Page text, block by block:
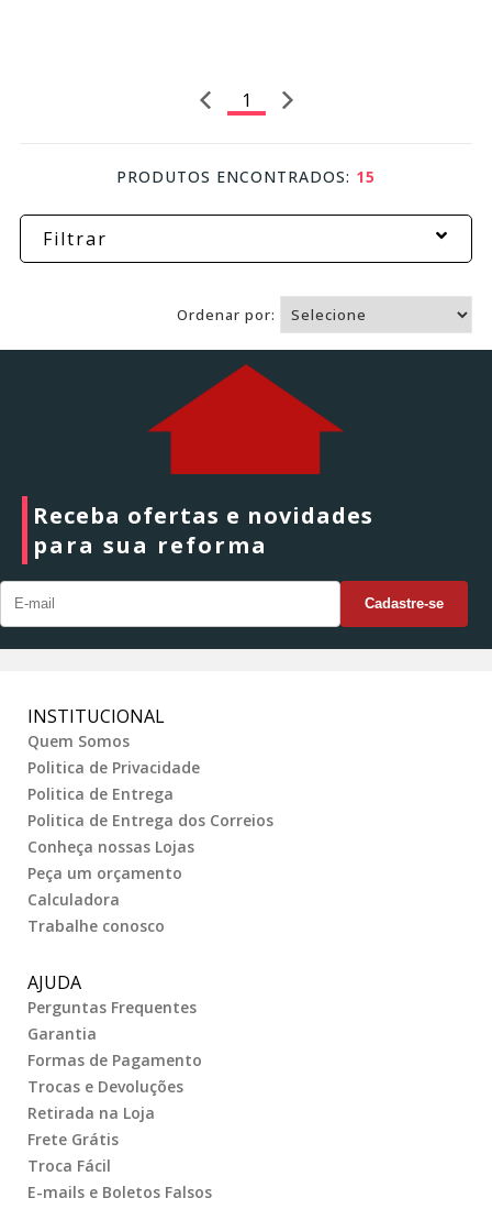
1
PRODUTOS ENCONTRADOS: 15
Filtrar
Ordenar por:
Receba ofertas e novidades
para sua reforma
INSTITUCIONAL
Quem Somos
Politica de Privacidade
Politica de Entrega
Politica de Entrega dos Correios
Conheça nossas Lojas
Peça um orçamento
Calculadora
Trabalhe conosco
AJUDA
Perguntas Frequentes
Garantia
Formas de Pagamento
Trocas e Devoluções
Retirada na Loja
Frete Grátis
Troca Fácil
E-mails e Boletos Falsos